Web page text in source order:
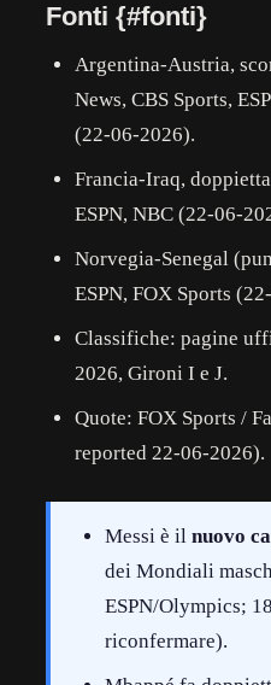
Fonti {#fonti}
Argentina-Austria,
News, CBS Sports,
(22-06-2026).
Francia-Iraq,
ESPN, NBC (22-06-
Norvegia-Senegal
ESPN, FOX Sports
Classifiche: pagine
2026, Gironi I e J.
Quote: FOX Sports /
reported 22-06-2026).
Messi è il nuovo
dei Mondiali
ESPN/Olympics;
riconfermare).